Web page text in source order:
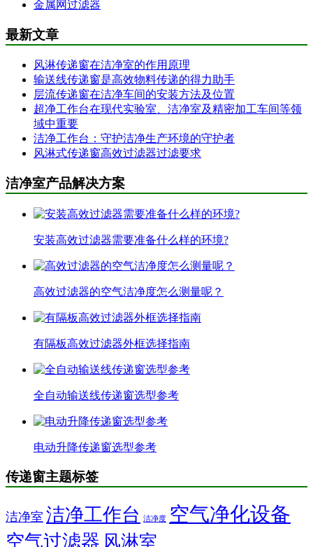
金属网过滤器
最新文章
风淋传递窗在洁净室的作用原理
输送线传递窗是高效物料传递的得力助手
层流传递窗在洁净车间的安装方法及位置
超净工作台在现代实验室、洁净室及精密加工车间等领
域中重要
洁净工作台：守护洁净生产环境的守护者
风淋式传递窗高效过滤器过滤要求
洁净室产品解决方案
安装高效过滤器需要准备什么样的环境?
高效过滤器的空气洁净度怎么测量呢？
有隔板高效过滤器外框选择指南
全自动输送线传递窗选型参考
电动升降传递窗选型参考
传递窗主题标签
洁净室 洁净工作台 洁净度 空气净化设备
空气过滤器 风淋室